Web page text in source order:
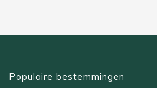
Populaire bestemmingen